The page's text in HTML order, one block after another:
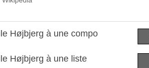
Højbjerg à une compo
Højbjerg à une liste